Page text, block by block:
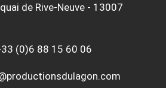
de Rive-Neuve - 13007
(0)6 88 15 60 06